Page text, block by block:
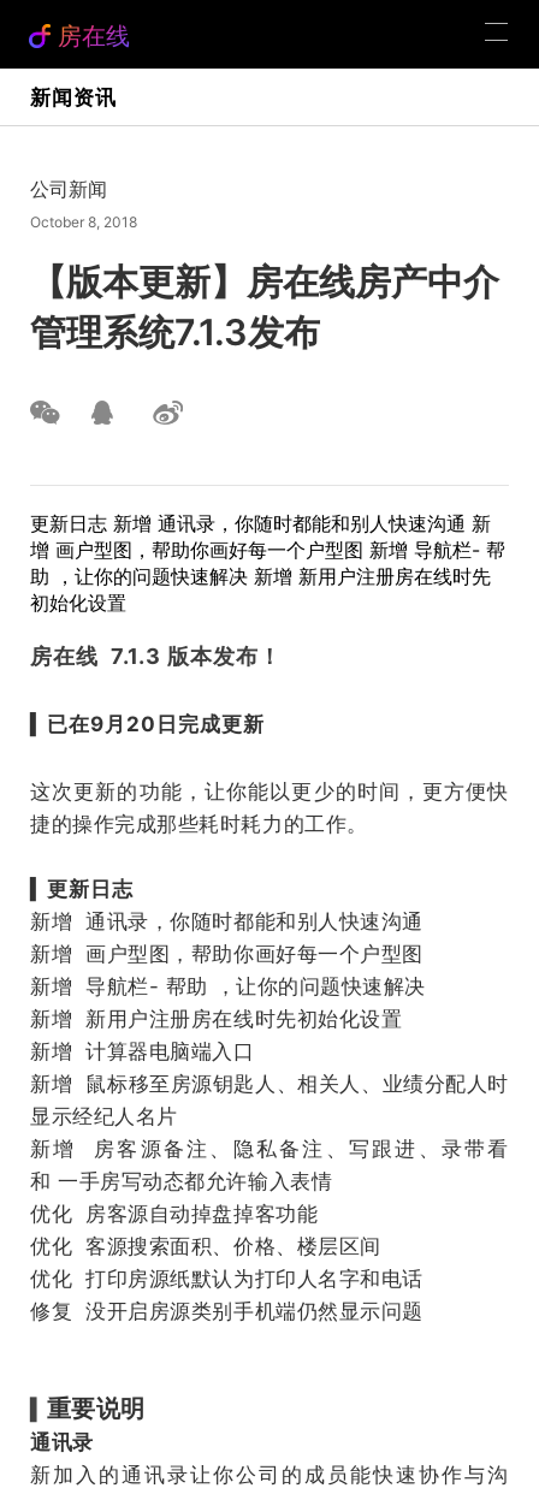
房在线
新闻资讯
公司新闻
October 8, 2018
【版本更新】房在线房产中介
管理系统7.1.3发布
更新日志 新增 通讯录，你随时都能和别人快速沟通 新
增 画户型图，帮助你画好每一个户型图 新增 导航栏- 帮
助 ，让你的问题快速解决 新增 新用户注册房在线时先
初始化设置
房在线 7.1.3 版本发布！
已在9月20日完成更新
这次更新的功能，让你能以更少的时间，更方便快
捷的操作完成那些耗时耗力的工作。
更新日志
新增 通讯录，你随时都能和别人快速沟通
新增 画户型图，帮助你画好每一个户型图
新增 导航栏- 帮助 ，让你的问题快速解决
新增 新用户注册房在线时先初始化设置
新增 计算器电脑端入口
新增 鼠标移至房源钥匙人、相关人、业绩分配人时
显示经纪人名片
新增 房客源备注、隐私备注、写跟进、录带看
和 一手房写动态都允许输入表情
优化 房客源自动掉盘掉客功能
优化 客源搜索面积、价格、楼层区间
优化 打印房源纸默认为打印人名字和电话
修复 没开启房源类别手机端仍然显示问题
重要说明
通讯录
新加入的通讯录让你公司的成员能快速协作与沟